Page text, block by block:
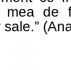
mea de